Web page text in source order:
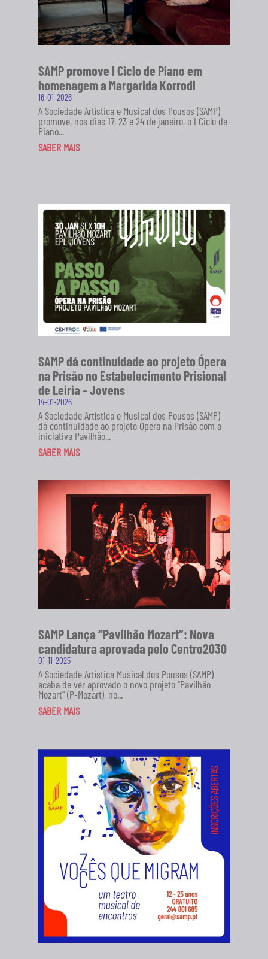
SAMP promove I Ciclo de Piano em
homenagem a Margarida Korrodi
16-01-2026
A Sociedade Artística e Musical dos Pousos (SAMP)
promove, nos dias 17, 23 e 24 de janeiro, o I Ciclo de
Piano...
SABER MAIS
SAMP dá continuidade ao projeto Ópera
na Prisão no Estabelecimento Prisional
de Leiria – Jovens
14-01-2026
A Sociedade Artística e Musical dos Pousos (SAMP)
dá continuidade ao projeto Ópera na Prisão com a
iniciativa Pavilhão...
SABER MAIS
SAMP Lança “Pavilhão Mozart”: Nova
candidatura aprovada pelo Centro2030
01-11-2025
A Sociedade Artística Musical dos Pousos (SAMP)
acaba de ver aprovado o novo projeto "Pavilhão
Mozart" (P-Mozart), no...
SABER MAIS